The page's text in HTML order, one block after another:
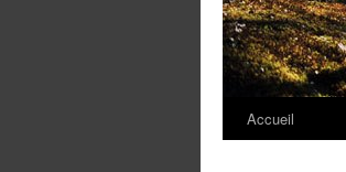
Aller
Accueil